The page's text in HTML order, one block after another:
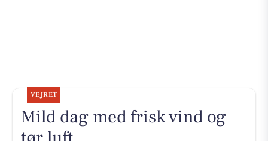
VEJRET
Mild dag med frisk vind og